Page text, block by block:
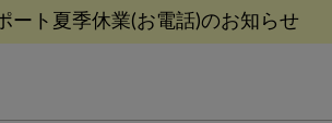
影響によるお荷物配送について
で！】最大10%ポイントバック
ート夏季休業(お電話)のお知らせ
影響によるお荷物配送について
で！】最大10%ポイントバック